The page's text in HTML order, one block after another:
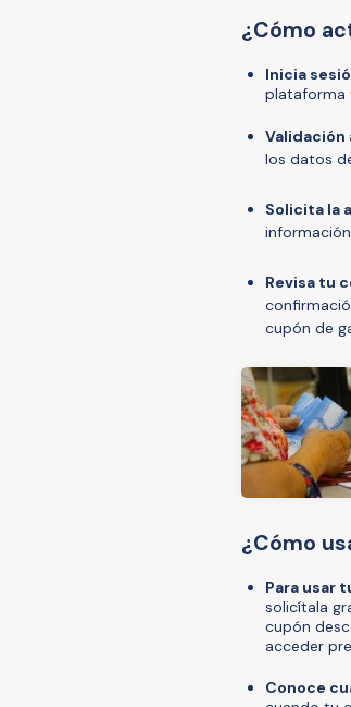
¿Cómo
Inicia
plataforma
los datos
Solicita la
Revisa tu
cupón de
¿Cómo
Para usar
solicítala
cupón
acceder
Conoce